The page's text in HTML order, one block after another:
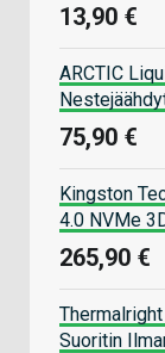
13,90 €
ARCTIC
75,90 €
Kingston
4.0 NVMe
265,90 €
Suoritin